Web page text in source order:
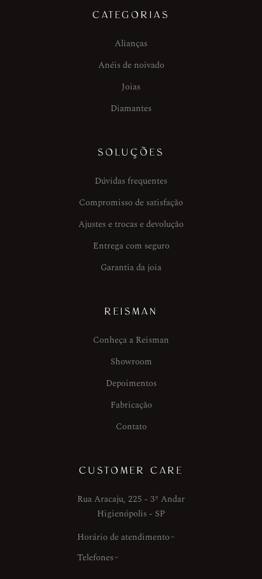
CATEGORIAS
Alianças
Anéis de noivado
Joias
Diamantes
SOLUÇÕES
Dúvidas frequentes
Compromisso de satisfação
Ajustes e trocas e devolução
Entrega com seguro
Garantia da joia
REISMAN
Conheça a Reisman
Showroom
Depoimentos
Fabricação
Contato
CUSTOMER CARE
Rua Aracaju, 225 - 3º Andar
Higienópolis - SP
Horário de atendimento
Telefones